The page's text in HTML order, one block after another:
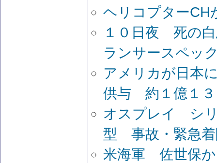
ヘリコプターCH
１０日夜 死の
ランサースペッ
アメリカが日本
供与 約１億１３
オスプレイ シ
型 事故・緊急着
米海軍 佐世保